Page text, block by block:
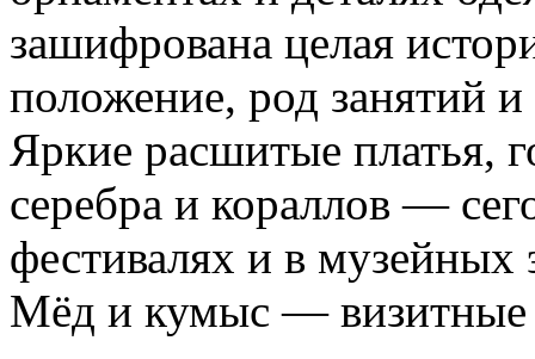
зашифрована целая
положение, род занятий
Яркие расшитые платья,
серебра и кораллов —
фестивалях и в музейных
Мёд и кумыс — визитные